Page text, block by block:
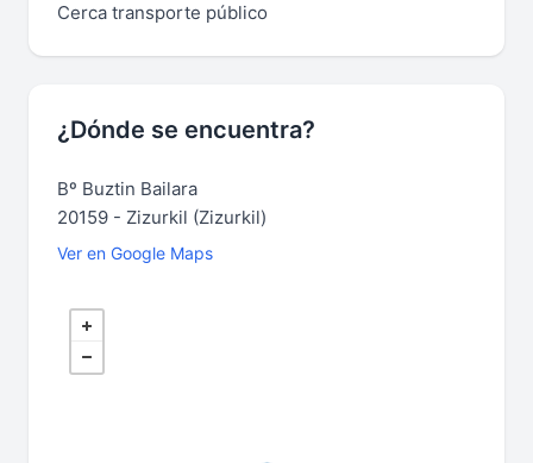
Cerca transporte público
¿Dónde se encuentra?
Bº Buztin Bailara
20159 - Zizurkil (Zizurkil)
Ver en Google Maps